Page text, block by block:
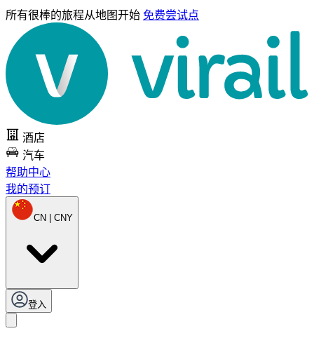
所有很棒的旅程从地图开始 免费尝试点
酒店
汽车
帮助中心
我的预订
CN | CNY
登入